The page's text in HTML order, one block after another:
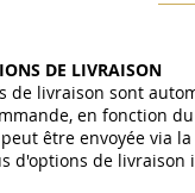
DE LIVRAISON
de livraison sont
en fonction
être envoyée via
d'options de livraison